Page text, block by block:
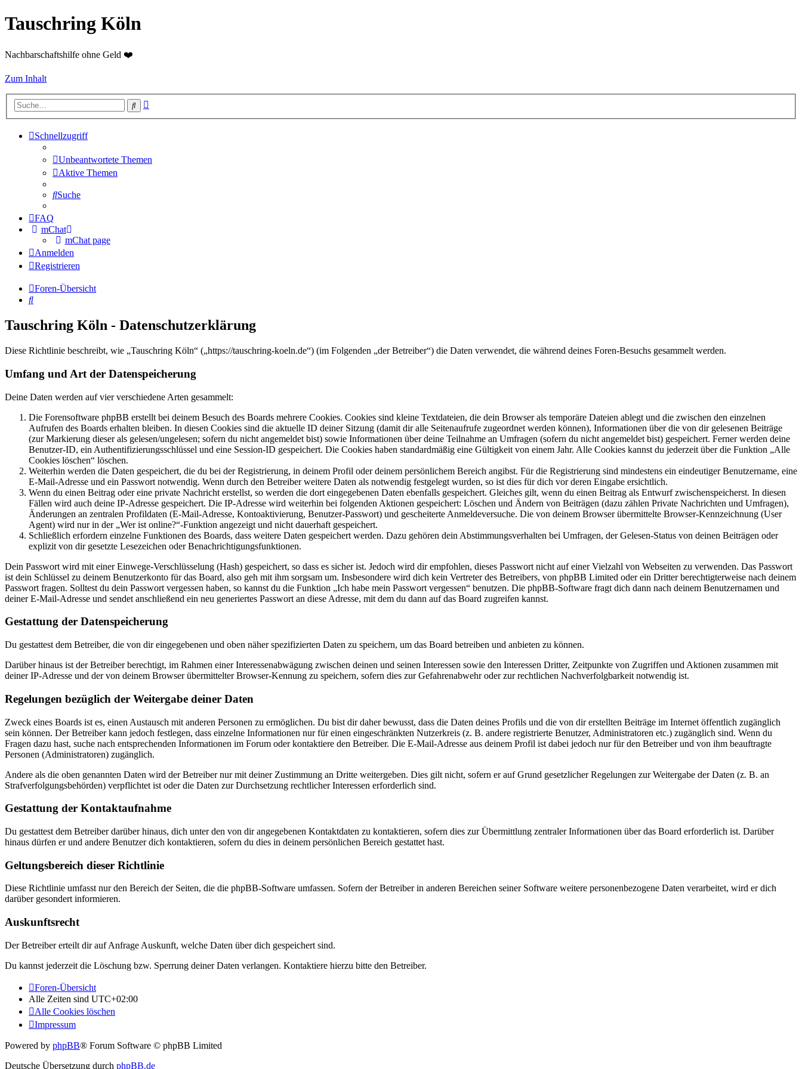
Tauschring Köln
Nachbarschaftshilfe ohne Geld ❤️
Zum Inhalt
Suche
Schnellzugriff
Unbeantwortete Themen
Aktive Themen
Suche
FAQ
mChat
mChat page
Anmelden
Registrieren
Foren-Übersicht
Suche
Tauschring Köln - Datenschutzerklärung
Diese Richtlinie beschreibt, wie „Tauschring Köln“ („https://tauschring-koeln.de“) (im Folgenden „der Betreiber“) die Daten verwendet, die während deines Foren-Besuchs gesammelt werden.
Umfang und Art der Datenspeicherung
Deine Daten werden auf vier verschiedene Arten gesammelt:
Die Forensoftware phpBB erstellt bei deinem Besuch des Boards mehrere Cookies. Cookies sind kleine Textdateien, die dein Browser als temporäre Dateien ablegt und die zwischen den einzelnen
Aufrufen des Boards erhalten bleiben. In diesen Cookies sind die aktuelle ID deiner Sitzung (damit dir alle Seitenaufrufe zugeordnet werden können), Informationen über die von dir gelesenen Beiträge
(zur Markierung dieser als gelesen/ungelesen; sofern du nicht angemeldet bist) sowie Informationen über deine Teilnahme an Umfragen (sofern du nicht angemeldet bist) gespeichert. Ferner werden deine
Benutzer-ID, ein Authentifizierungsschlüssel und eine Session-ID gespeichert. Die Cookies haben standardmäßig eine Gültigkeit von einem Jahr. Alle Cookies kannst du jederzeit über die Funktion „Alle
Cookies löschen“ löschen.
Weiterhin werden die Daten gespeichert, die du bei der Registrierung, in deinem Profil oder deinem persönlichem Bereich angibst. Für die Registrierung sind mindestens ein eindeutiger Benutzername, eine
E-Mail-Adresse und ein Passwort notwendig. Wenn durch den Betreiber weitere Daten als notwendig festgelegt wurden, so ist dies für dich vor deren Eingabe ersichtlich.
Wenn du einen Beitrag oder eine private Nachricht erstellst, so werden die dort eingegebenen Daten ebenfalls gespeichert. Gleiches gilt, wenn du einen Beitrag als Entwurf zwischenspeicherst. In diesen
Fällen wird auch deine IP-Adresse gespeichert. Die IP-Adresse wird weiterhin bei folgenden Aktionen gespeichert: Löschen und Ändern von Beiträgen (dazu zählen Private Nachrichten und Umfragen),
Änderungen an zentralen Profildaten (E-Mail-Adresse, Kontoaktivierung, Benutzer-Passwort) und gescheiterte Anmeldeversuche. Die von deinem Browser übermittelte Browser-Kennzeichnung (User
Agent) wird nur in der „Wer ist online?“-Funktion angezeigt und nicht dauerhaft gespeichert.
Schließlich erfordern einzelne Funktionen des Boards, dass weitere Daten gespeichert werden. Dazu gehören dein Abstimmungsverhalten bei Umfragen, der Gelesen-Status von deinen Beiträgen oder
explizit von dir gesetzte Lesezeichen oder Benachrichtigungsfunktionen.
Dein Passwort wird mit einer Einwege-Verschlüsselung (Hash) gespeichert, so dass es sicher ist. Jedoch wird dir empfohlen, dieses Passwort nicht auf einer Vielzahl von Webseiten zu verwenden. Das Passwort
ist dein Schlüssel zu deinem Benutzerkonto für das Board, also geh mit ihm sorgsam um. Insbesondere wird dich kein Vertreter des Betreibers, von phpBB Limited oder ein Dritter berechtigterweise nach deinem
Passwort fragen. Solltest du dein Passwort vergessen haben, so kannst du die Funktion „Ich habe mein Passwort vergessen“ benutzen. Die phpBB-Software fragt dich dann nach deinem Benutzernamen und
deiner E-Mail-Adresse und sendet anschließend ein neu generiertes Passwort an diese Adresse, mit dem du dann auf das Board zugreifen kannst.
Gestattung der Datenspeicherung
Du gestattest dem Betreiber, die von dir eingegebenen und oben näher spezifizierten Daten zu speichern, um das Board betreiben und anbieten zu können.
Darüber hinaus ist der Betreiber berechtigt, im Rahmen einer Interessenabwägung zwischen deinen und seinen Interessen sowie den Interessen Dritter, Zeitpunkte von Zugriffen und Aktionen zusammen mit
deiner IP-Adresse und der von deinem Browser übermittelter Browser-Kennung zu speichern, sofern dies zur Gefahrenabwehr oder zur rechtlichen Nachverfolgbarkeit notwendig ist.
Regelungen bezüglich der Weitergabe deiner Daten
Zweck eines Boards ist es, einen Austausch mit anderen Personen zu ermöglichen. Du bist dir daher bewusst, dass die Daten deines Profils und die von dir erstellten Beiträge im Internet öffentlich zugänglich
sein können. Der Betreiber kann jedoch festlegen, dass einzelne Informationen nur für einen eingeschränkten Nutzerkreis (z. B. andere registrierte Benutzer, Administratoren etc.) zugänglich sind. Wenn du
Fragen dazu hast, suche nach entsprechenden Informationen im Forum oder kontaktiere den Betreiber. Die E-Mail-Adresse aus deinem Profil ist dabei jedoch nur für den Betreiber und von ihm beauftragte
Personen (Administratoren) zugänglich.
Andere als die oben genannten Daten wird der Betreiber nur mit deiner Zustimmung an Dritte weitergeben. Dies gilt nicht, sofern er auf Grund gesetzlicher Regelungen zur Weitergabe der Daten (z. B. an
Strafverfolgungsbehörden) verpflichtet ist oder die Daten zur Durchsetzung rechtlicher Interessen erforderlich sind.
Gestattung der Kontaktaufnahme
Du gestattest dem Betreiber darüber hinaus, dich unter den von dir angegebenen Kontaktdaten zu kontaktieren, sofern dies zur Übermittlung zentraler Informationen über das Board erforderlich ist. Darüber
hinaus dürfen er und andere Benutzer dich kontaktieren, sofern du dies in deinem persönlichen Bereich gestattet hast.
Geltungsbereich dieser Richtlinie
Diese Richtlinie umfasst nur den Bereich der Seiten, die die phpBB-Software umfassen. Sofern der Betreiber in anderen Bereichen seiner Software weitere personenbezogene Daten verarbeitet, wird er dich
darüber gesondert informieren.
Auskunftsrecht
Der Betreiber erteilt dir auf Anfrage Auskunft, welche Daten über dich gespeichert sind.
Du kannst jederzeit die Löschung bzw. Sperrung deiner Daten verlangen. Kontaktiere hierzu bitte den Betreiber.
Foren-Übersicht
Alle Zeiten sind UTC+02:00
Alle Cookies löschen
Impressum
Powered by phpBB® Forum Software © phpBB Limited
Deutsche Übersetzung durch phpBB.de